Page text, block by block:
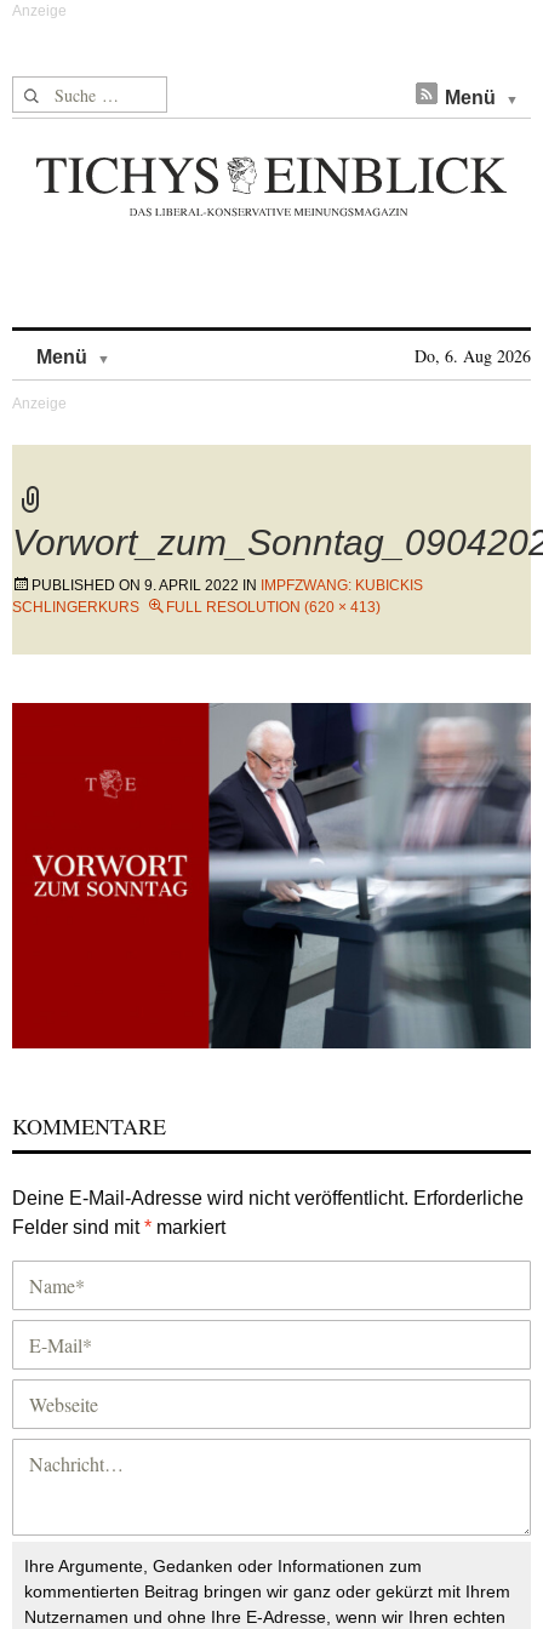
Suche nach: Menü
Menü Do, 6. Aug 2026
PUBLISHED ON 9. APRIL 2022 IN
IMPFZWANG: KUBICKIS
SCHLINGERKURS
FULL RESOLUTION (620 × 413)
KOMMENTARE
Deine E-Mail-Adresse wird nicht veröffentlicht. Erforderliche
Felder sind mit* markiert
Ihre Argumente, Gedanken oder Informationen zum
kommentierten Beitrag bringen wir ganz oder gekürzt mit Ihrem
Nutzernamen und ohne Ihre E-Adresse, wenn wir Ihren echten